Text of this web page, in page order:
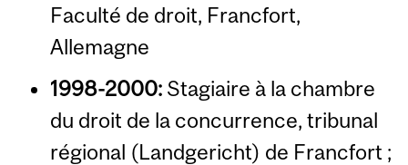
Faculté de droit, Francfort,
Allemagne
1998-2000: Stagiaire à la chambre
du droit de la concurrence, tribunal
régional (Landgericht) de Francfort ;